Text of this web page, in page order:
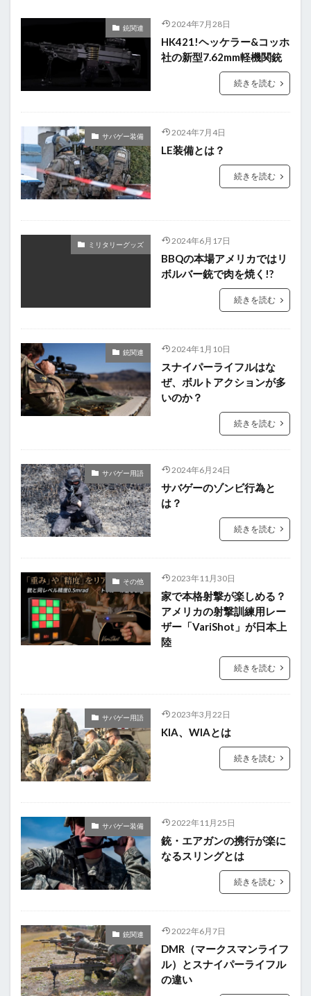
銃関連 2024年7月28日
HK421!ヘッケラー&コッホ
社の新型7.62mm軽機関銃
続きを読む
サバゲー装備 2024年7月4日
LE装備とは？
続きを読む
ミリタリーグッズ 2024年6月17日
BBQの本場アメリカではリ
ボルバー銃で肉を焼く!?
続きを読む
銃関連 2024年1月10日
スナイパーライフルはな
ぜ、ボルトアクションが多
いのか？
続きを読む
サバゲー用語 2024年6月24日
サバゲーのゾンビ行為と
は？
続きを読む
その他 2023年11月30日
家で本格射撃が楽しめる？
アメリカの射撃訓練用レー
ザー「VariShot」が日本上
陸
続きを読む
サバゲー用語 2023年3月22日
KIA、WIAとは
続きを読む
サバゲー装備 2022年11月25日
銃・エアガンの携行が楽に
なるスリングとは
続きを読む
銃関連 2022年6月7日
DMR（マークスマンライフ
ル）とスナイパーライフル
の違い